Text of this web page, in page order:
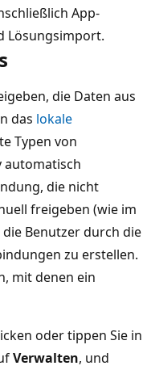
App-
Lösungsimport.
die Daten aus
das lokale
Typen von
automatisch
die nicht
freigeben (wie im
Benutzer durch die
zu erstellen.
mit denen ein
oder tippen Sie in
Verwalten, und